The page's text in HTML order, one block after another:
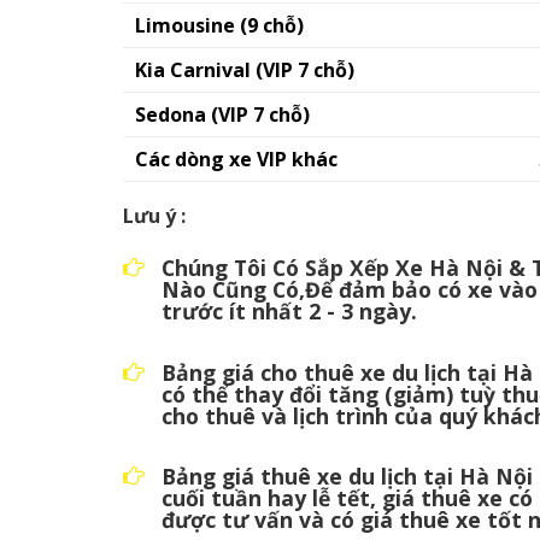
Limousine (9 chỗ)
Kia Carnival (VIP 7 chỗ)
Sedona (VIP 7 chỗ)
Các dòng xe VIP khác
Lưu ý :
Chúng Tôi Có Sắp Xếp Xe Hà Nội
Nào Cũng Có,Để đảm bảo có xe
trước ít nhất 2 - 3 ngày.
Bảng giá cho thuê xe du lịch tại
có thể thay đổi tăng (giảm) tuỳ
cho thuê và lịch trình của quý
Bảng giá thuê xe du lịch tại Hà
cuối tuần hay lễ tết, giá thuê xe
được tư vấn và có giá thuê xe tốt